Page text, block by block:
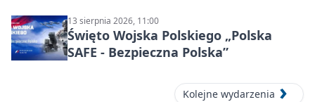
13 sierpnia 2026, 11:00
Święto Wojska Polskiego „Polska
SAFE - Bezpieczna Polska”
Kolejne wydarzenia